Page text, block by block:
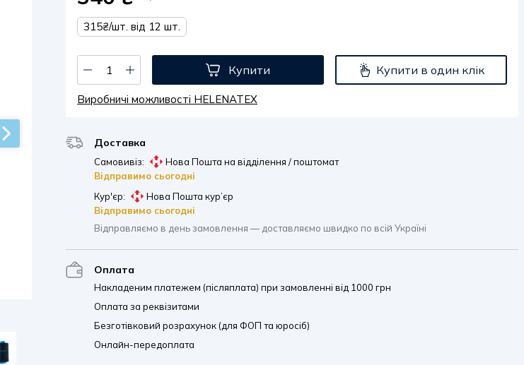
315₴/шт. від 12 шт.
Купити Купити в один клік
Виробничі можливості HELENATEX
Доставка
Самовивіз:
Нова Пошта на відділення / поштомат
Відправимо сьогодні
Кур'єр:
Нова Пошта кур’єр
Відправимо сьогодні
Відправляємо в день замовлення — доставляємо швидко по всій Україні
Оплата
Накладеним платежем (післяплата) при замовленні від 1000 грн
Оплата за реквізитами
Безготівковий розрахунок (для ФОП та юросіб)
Онлайн-передоплата